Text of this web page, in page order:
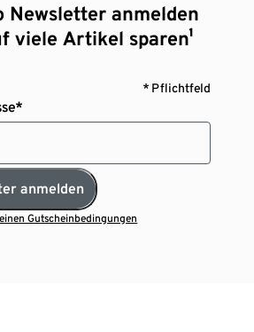
Newsletter anmelden
viele Artikel sparen¹
* Pflichtfeld
anmelden
Gutscheinbedingungen